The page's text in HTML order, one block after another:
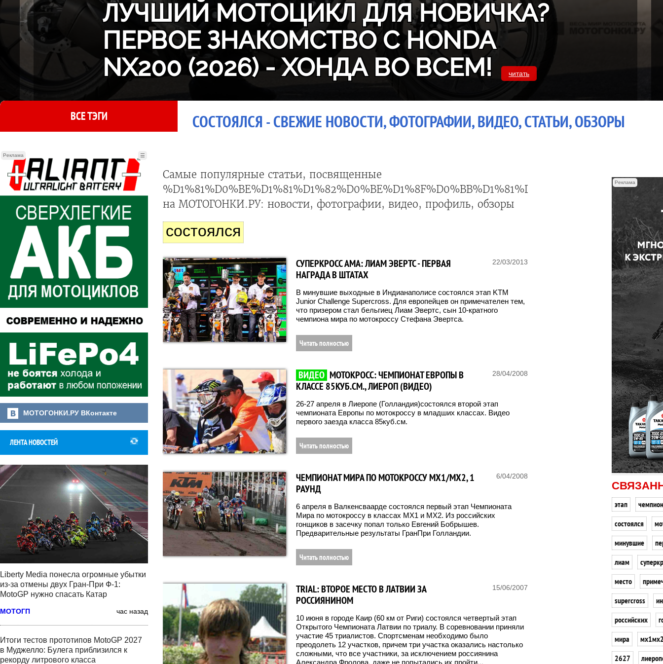
ЛУЧШИЙ МОТОЦИКЛ ДЛЯ НОВИЧКА?
ПЕРВОЕ ЗНАКОМСТВО С HONDA
NX200 (2026) - ХОНДА ВО ВСЕМ!
читать
ВСЕ ТЭГИ СОСТОЯЛСЯ - СВЕЖИЕ НОВОСТИ, ФОТОГРАФИИ, ВИДЕО, СТАТЬИ, ОБЗОРЫ
Реклама ☰
МОТОГОНКИ.РУ ВКонтакте
ЛЕНТА НОВОСТЕЙ
Liberty Media понесла огромные убытки
из-за отмены двух Гран-При Ф-1:
MotoGP нужно спасать Катар
МОТОГП час назад
Итоги тестов прототипов MotoGP 2027
в Муджелло: Булега приблизился к
рекорду литрового класса
Самые популярные статьи, посвященные
%D1%81%D0%BE%D1%81%D1%82%D0%BE%D1%8F%D0%BB%D1%81%D1%8F
на МОТОГОНКИ.РУ: новости, фотографии, видео, профиль, обзоры
состоялся
22/03/2013
СУПЕРКРОСС AMA: ЛИАМ ЭВЕРТС - ПЕРВАЯ
НАГРАДА В ШТАТАХ
В минувшие выходные в Индианаполисе состоялся этап KTM
Junior Challenge Supercross. Для европейцев он примечателен тем,
что призером стал бельгиец Лиам Эвертс, сын 10-кратного
чемпиона мира по мотокроссу Стефана Эвертса.
Читать полностью
ВИДЕО 28/04/2008
МОТОКРОСС: ЧЕМПИОНАТ ЕВРОПЫ В
КЛАССЕ 85КУБ.СМ., ЛИЕРОП (ВИДЕО)
26-27 апреля в Лиеропе (Голландия)состоялся второй этап
чемпионата Европы по мотокроссу в младших классах. Видео
первого заезда класса 85куб.см.
Читать полностью
6/04/2008
ЧЕМПИОНАТ МИРА ПО МОТОКРОССУ МХ1/МХ2, 1
РАУНД
6 апреля в Валкенсваарде состоялся первый этап Чемпионата
Мира по мотокроссу в классах МХ1 и МХ2. Из российских
гонщиков в засечку попал только Евгений Бобрышев.
Предварительные результаты ГранПри Голландии.
Читать полностью
15/06/2007
TRIAL: ВТОРОЕ МЕСТО В ЛАТВИИ ЗА
РОССИЯНИНОМ
10 июня в городе Каир (60 км от Риги) состоялся четвертый этап
Открытого Чемпионата Латвии по триалу. В соревновании приняли
участие 45 триалистов. Спортсменам необходимо было
преодолеть 12 участков, причем три участка оказались настолько
сложными, что все участники, за исключением россиянина
Александра Фролова, даже не попытались их пройти...
Реклама
этап
состоялся
минувшие
лиам
место
supercross
российских
мира
2627